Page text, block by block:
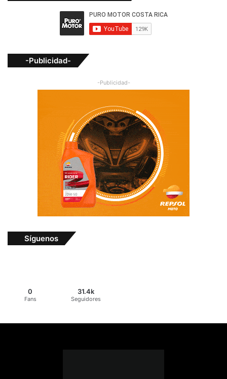
-Publicidad-
-Publicidad-
Síguenos
0
Fans
31.4k
Seguidores